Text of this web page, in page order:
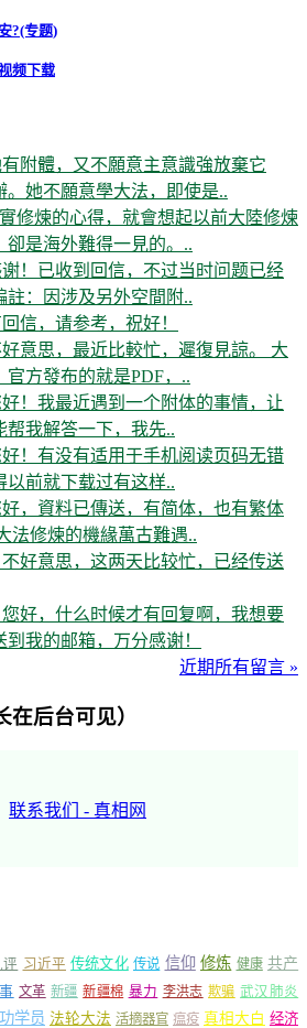
?(专题)
频下载
有附體，又不願意主意識強放棄它
。她不願意學大法，即使是..
修煉的心得，就會想起以前大陸修煉
卻是海外難得一見的。..
！已收到回信，不过当时问题已经
：因涉及另外空間附..
信，请参考，祝好！
好意思，最近比較忙，遲復見諒。 大
方發布的就是PDF，..
！我最近遇到一个附体的事情，让
帮我解答一下，我先..
！有没有适用于手机阅读页码无错
以前就下载过有这样..
好，資料已傳送，有简体，也有繁体
法修煉的機緣萬古難遇..
不好意思，这两天比较忙，已经传送
您好，什么时候才有回复啊，我想要
我的邮箱，万分感谢！
近期所有留言 »
在后台可见）
联系我们 - 真相网
评 习近平 传统文化 传说 信仰 修炼 健康 共产
文革 新疆 新疆棉 暴力 李洪志 欺骗 武汉肺炎
学员 法轮大法 活摘器官 瘟疫 真相大白 经济